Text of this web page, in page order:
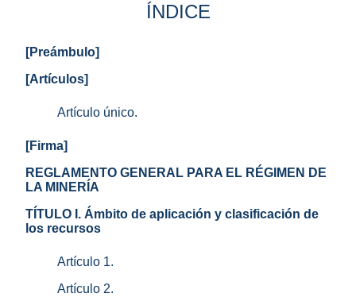
ÍNDICE
[Preámbulo]
[Artículos]
Artículo único.
[Firma]
REGLAMENTO GENERAL PARA EL RÉGIMEN DE
LA MINERÍA
TÍTULO I. Ámbito de aplicación y clasificación de
los recursos
Artículo 1.
Artículo 2.